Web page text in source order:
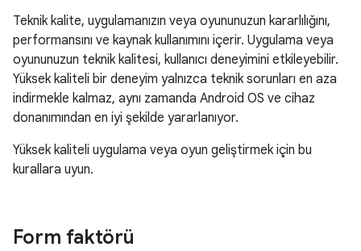
Teknik kalite, uygulamanızın veya oyununuzun kararlılığını,
performansını ve kaynak kullanımını içerir. Uygulama veya
oyununuzun teknik kalitesi, kullanıcı deneyimini etkileyebilir.
Yüksek kaliteli bir deneyim yalnızca teknik sorunları en aza
indirmekle kalmaz, aynı zamanda Android OS ve cihaz
donanımından en iyi şekilde yararlanıyor.
Yüksek kaliteli uygulama veya oyun geliştirmek için bu
kurallara uyun.
Form faktörü